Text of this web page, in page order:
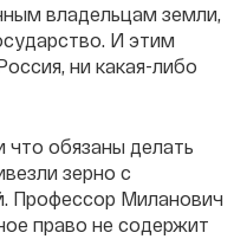
владельцам земли,
И этим
ни какая-либо
что обязаны делать
зерно с
Профессор Миланович
право не содержит